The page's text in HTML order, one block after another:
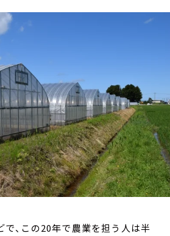
、この20年で農業を担う人は半